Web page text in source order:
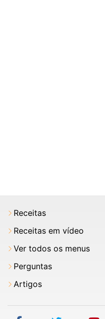
Receitas
Receitas em vídeo
Ver todos os menus
Perguntas
Artigos